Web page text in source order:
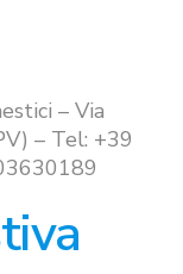
– Via
– Tel: +39